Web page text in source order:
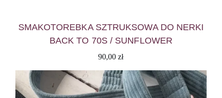
SMAKOTOREBKA SZTRUKSOWA DO NERKI
BACK TO 70S / SUNFLOWER
90,00zł